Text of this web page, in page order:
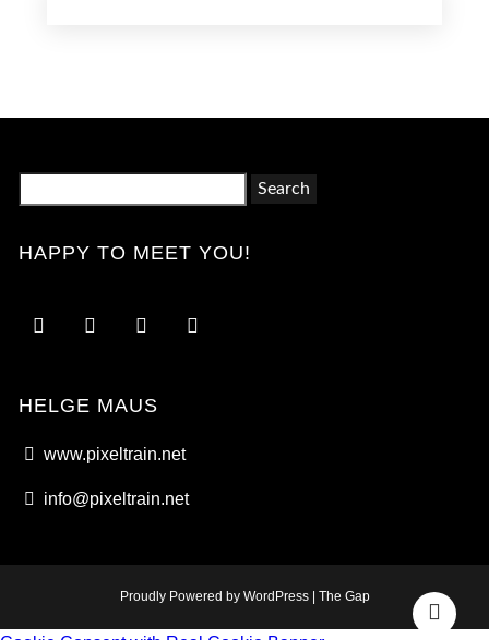
HAPPY TO MEET YOU!
HELGE MAUS
www.pixeltrain.net
info@pixeltrain.net
Proudly Powered by WordPress The Gap